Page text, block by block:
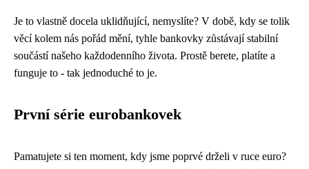
Je to vlastně docela uklidňující, nemyslíte? V době, kdy se tolik
věcí kolem nás pořád mění, tyhle bankovky zůstávají stabilní
součástí našeho každodenního života. Prostě berete, platíte a
funguje to - tak jednoduché to je.
První série eurobankovek
Pamatujete si ten moment, kdy jsme poprvé drželi v ruce euro?